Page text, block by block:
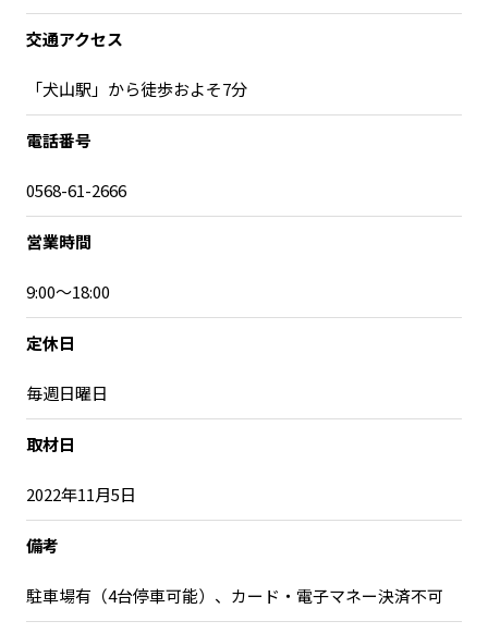
特集コンテンツ
MILCプロジェクト
Localist
地域豆知識
Sporkle
「人」から探す
お問い合わせ
交通アクセス
「犬山駅」から徒歩およそ7分
電話番号
0568-61-2666
営業時間
9:00〜18:00
定休日
毎週日曜日
取材日
2022年11月5日
備考
駐車場有（4台停車可能）、カード・電子マネー決済不可